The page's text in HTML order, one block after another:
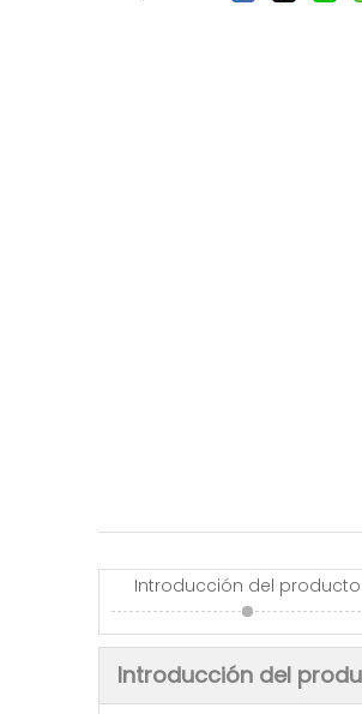
Introducción del producto
Introducción del